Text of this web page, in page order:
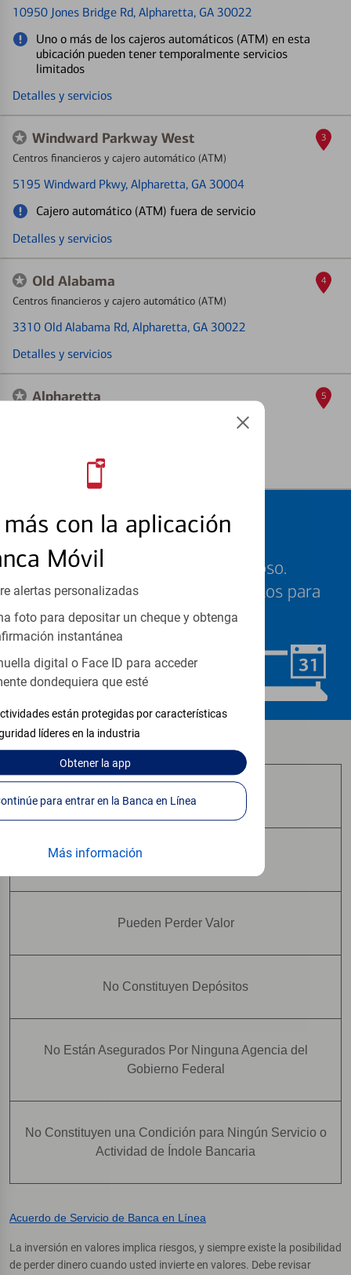
con la aplicación
Móvil
alertas personalizadas
foto para depositar un cheque y obtenga
instantánea
digital o Face ID para acceder
dondequiera que esté
están protegidas por características
líderes en la industria
Obtenerla app
Continúe para entrar en la Banca en Línea
Más información
10950 Jones Bridge Rd, Alpharetta, GA 30022
Uno o más de los cajeros automáticos (ATM) en esta
ubicación pueden tener temporalmente servicios
limitados
Detalles y servicios
Windward Parkway West
Centros financieros y cajero automático (ATM)
5195 Windward Pkwy, Alpharetta, GA 30004
Cajero automático (ATM) fuera de servicio
Detalles y servicios
3
Old Alabama
Centros financieros y cajero automático (ATM)
3310 Old Alabama Rd, Alpharetta, GA 30022
Detalles y servicios
4
Alpharetta
Detalles y servicios
5
Programe una cita
Sabemos que su tiempo es valioso.
Nuestros especialistas están listos para
ayudarle cuando quiera.
Programar ahora
Los productos de inversión y seguros:
No Están Asegurados por FDIC
No Tienen Garantía Bancaria
Pueden Perder Valor
No Constituyen Depósitos
No Están Asegurados Por Ninguna Agencia del
Gobierno Federal
No Constituyen una Condición para Ningún Servicio o
Actividad de Índole Bancaria
Acuerdo de Servicio de Banca en Línea
La inversión en valores implica riesgos, y siempre existe la posibilidad
de perder dinero cuando usted invierte en valores. Debe revisar